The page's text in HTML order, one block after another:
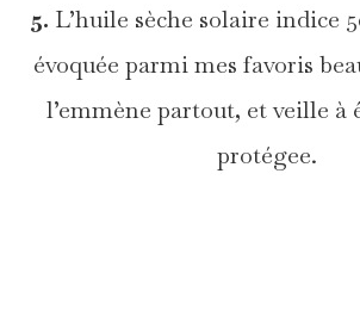
5. L’huile sèche solaire indice
évoquée parmi mes favoris
l’emmène partout, et veille à
protégee.